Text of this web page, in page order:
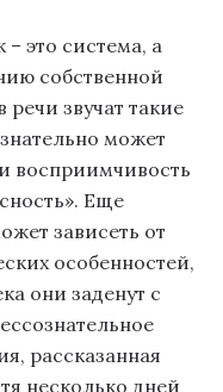
– это система, а
собственной
звучат такие
может
восприимчивость
Еще
зависеть от
особенностей,
они заденут с
рассказанная
несколько дней